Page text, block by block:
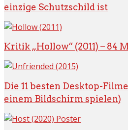
einzige Schutzschild ist
Kritik „Hollow“ (2011) – 84
Die 11 besten Desktop-
einem Bildschirm spielen)